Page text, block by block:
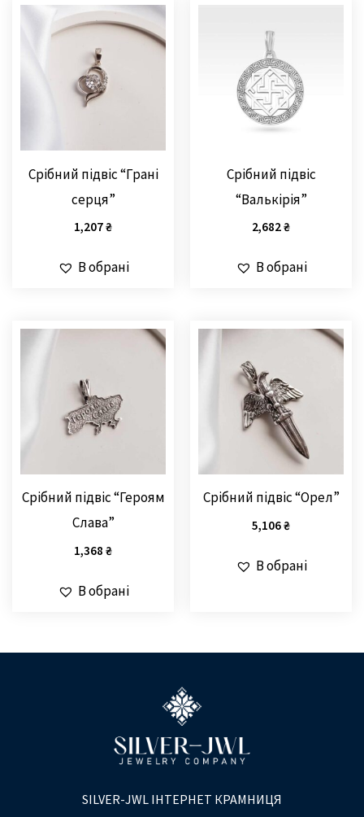
Срібний підвіс “Грані
серця”
1,207₴
В обрані
Срібний підвіс
“Валькірія”
2,682₴
В обрані
Срібний підвіс “Героям
Слава”
1,368 ₴
В обрані
Срібний підвіс “Орел”
5,106₴
В обрані
SILVER-JWL ІНТЕРНЕТ КРАМНИЦЯ